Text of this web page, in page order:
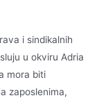
i sindikalnih
u okviru Adria
mora biti
zaposlenima,